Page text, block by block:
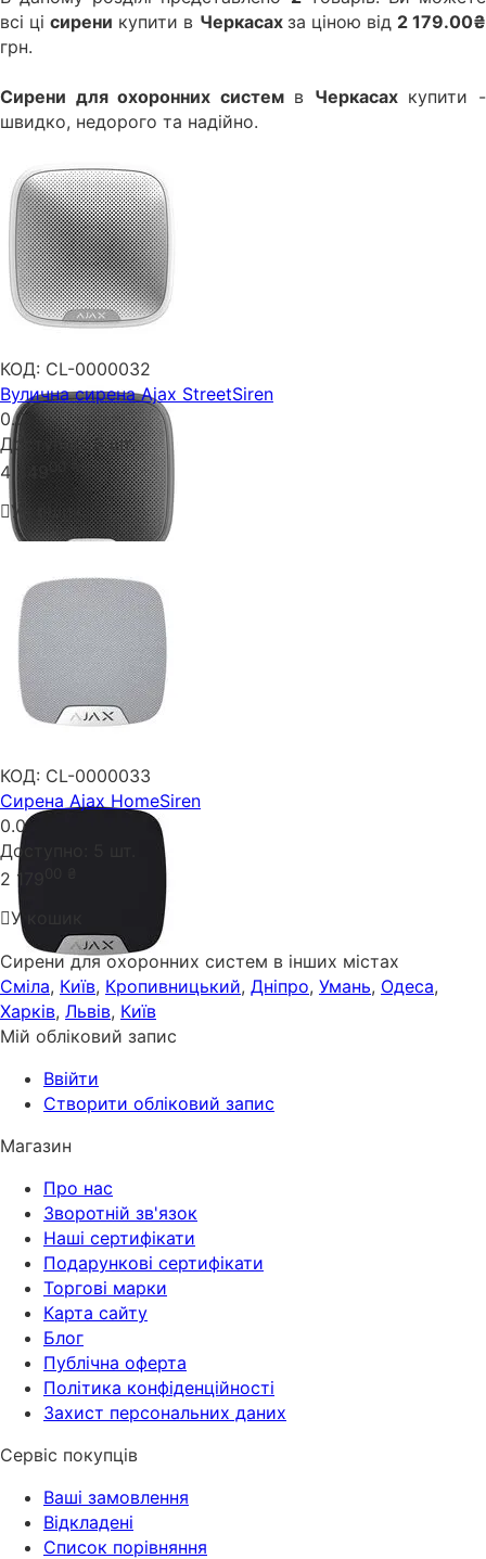
всі цісирени купити в Черкасах за ціною від 2 179.00₴
грн.
Сирени для охоронних системв Черкасахкупити -
швидко, недорого та надійно.
КОД: CL-0000032
Вулична сирена Ajax StreetSiren
0.0
Доступно: 5 шт.
4 34900 ₴
У кошик
КОД: CL-0000033
Сирена Ajax HomeSiren
0.0
Доступно:
2 179
У кошик
Сирени для охоронних систем в інших містах
Сміла, Київ, Кропивницький, Дніпро, Умань, Одеса,
Харків, Львів, Київ
Мій обліковий запис
Ввійти
Створити обліковий запис
Магазин
Про нас
Зворотній зв'язок
Наші сертифікати
Подарункові сертифікати
Торгові марки
Карта сайту
Блог
Публічна оферта
Політика конфіденційності
Захист персональних даних
Сервіс покупців
Ваші замовлення
Відкладені
Список порівняння